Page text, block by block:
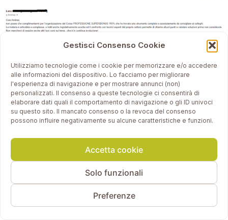
Gestisci Consenso Cookie
Utilizziamo tecnologie come i cookie per memorizzare e/o accedere
alle informazioni del dispositivo. Lo facciamo per migliorare
l'esperienza di navigazione e per mostrare annunci (non)
personalizzati. Il consenso a queste tecnologie ci consentirà di
elaborare dati quali il comportamento di navigazione o gli ID univoci
su questo sito. Il mancato consenso o la revoca del consenso
possono influire negativamente su alcune caratteristiche e funzioni.
Accetta cookie
Solo funzionali
Preferenze